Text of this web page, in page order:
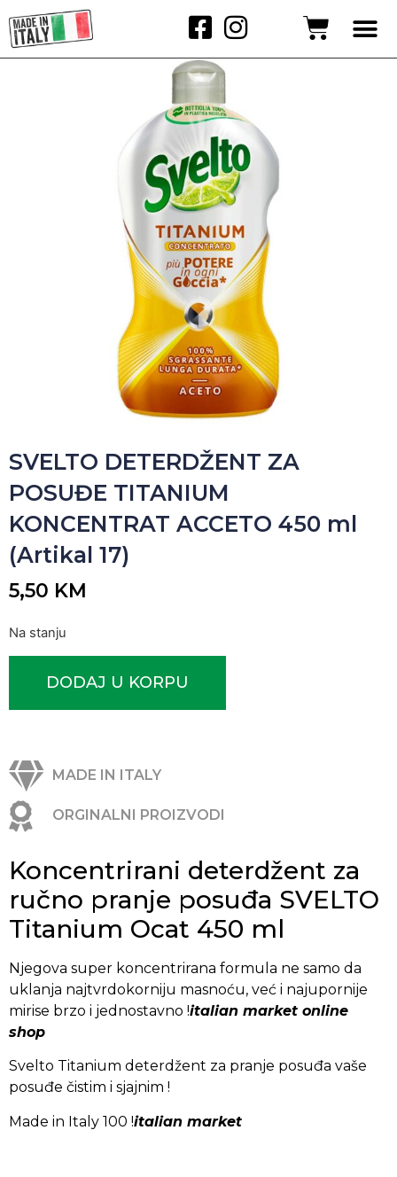
SVELTO DETERDŽENT ZA
POSUĐE TITANIUM
KONCENTRAT ACCETO 450 ml
(Artikal 17)
5,50 KM
Na stanju
DODAJ U KORPU
MADE IN ITALY
ORGINALNI PROIZVODI
Koncentrirani deterdžent za
ručno pranje posuđa SVELTO
Titanium Ocat 450 ml
Njegova super koncentrirana formula ne samo da
uklanja najtvrdokorniju masnoću, već i najupornije
mirise brzo i jednostavno !italian market online
shop
Svelto Titanium deterdžent za pranje posuđa vaše
posuđe čistim i sjajnim !
Made in Italy 100 !italian market